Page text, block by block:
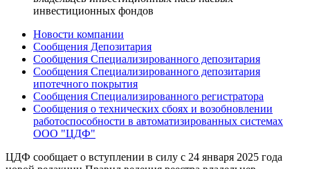
инвестиционных фондов
Новости компании
Сообщения Депозитария
Сообщения Специализированного депозитария
Сообщения Специализированного депозитария
ипотечного покрытия
Сообщения Специализированного регистратора
Сообщения о технических сбоях и возобновлении
работоспособности в автоматизированных системах
ООО "ЦДФ"
ЦДФ сообщает о вступлении в силу с 24 января 2025 года